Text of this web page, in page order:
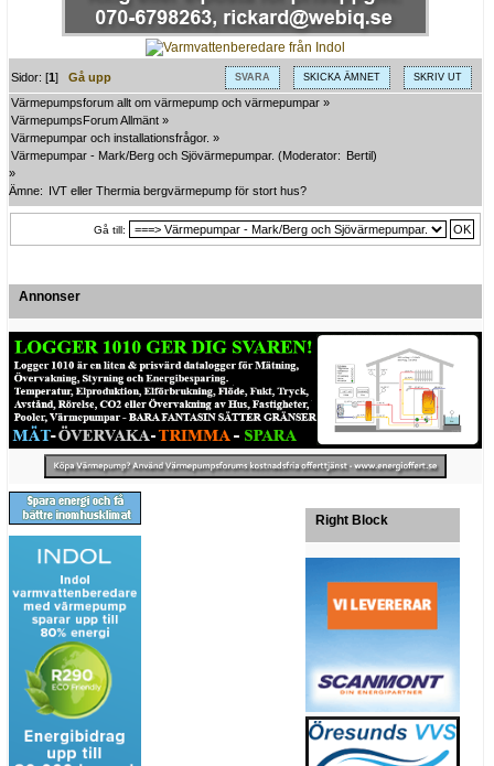
SVARA SKICKA ÄMNET SKRIV UT
Sidor: [1]Gå upp
Värmepumpsforum allt om värmepump och värmepumpar »
VärmepumpsForum Allmänt »
Värmepumpar och installationsfrågor. »
Värmepumpar - Mark/Berg och Sjövärmepumpar. (Moderator: Bertil)
»
Ämne:
IVT eller Thermia bergvärmepump för stort hus?
Gå till:
Annonser
Right Block